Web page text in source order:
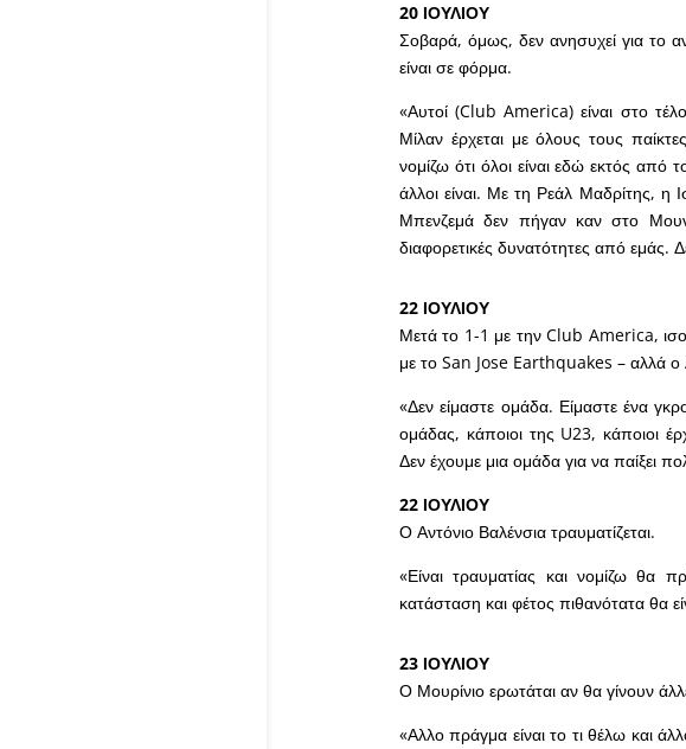
20 ΙΟΥΛΙΟΥ
Σοβαρά, όμως, δεν ανησυχεί για το
είναι σε φόρμα.
«Αυτοί (Club America) είναι στο
Μίλαν έρχεται με όλους τους
νομίζω ότι όλοι είναι εδώ εκτός από
άλλοι είναι. Με τη Ρεάλ Μαδρίτης, η
Μπενζεμά δεν πήγαν καν στο
διαφορετικές δυνατότητες από
22 ΙΟΥΛΙΟΥ
Μετά το 1-1 με την Club America,
με το San Jose Earthquakes – αλλά ο
«Δεν είμαστε ομάδα. Είμαστε ένα
ομάδας, κάποιοι της U23, κάποιοι
Δεν έχουμε μια ομάδα για να παίξει
22 ΙΟΥΛΙΟΥ
Ο Αντόνιο Βαλένσια τραυματίζεται.
«Είναι τραυματίας και νομίζω θα
κατάσταση και φέτος πιθανότατα θα
23 ΙΟΥΛΙΟΥ
Ο Μουρίνιο ερωτάται αν θα γίνουν
«Αλλο πράγμα είναι το τι θέλω και